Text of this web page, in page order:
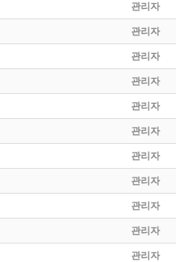
관리자
관리자
관리자
관리자
관리자
관리자
관리자
관리자
관리자
관리자
관리자